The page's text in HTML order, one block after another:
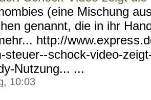
(eine Mischung
genannt, die in ihr
http://www.expres
steuer--schock-video-
Nutzung... ...
10:03